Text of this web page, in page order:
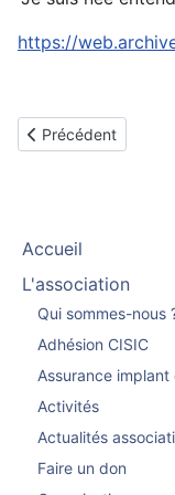
https://
Article précédent :
Précédent
Accueil
L'association
Qui sommes-nous
Adhésion CISIC
Assurance implant
Activités
Actualités
Faire un don